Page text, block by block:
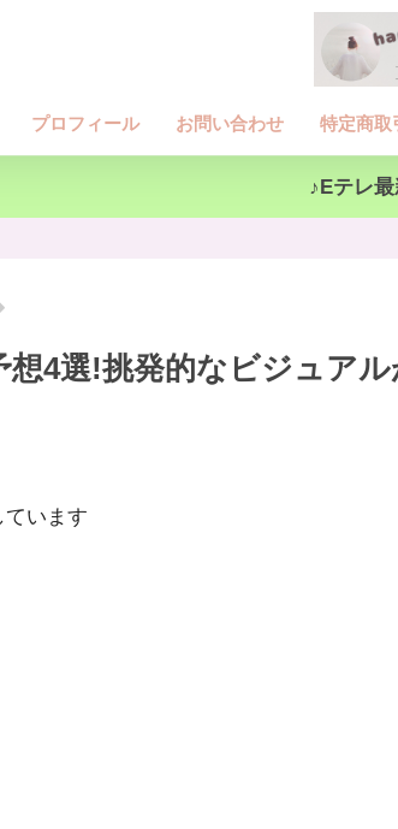
プロフィール お問い合わせ 特定商取
♪Eテレ
想4選!挑発的なビジュア
います